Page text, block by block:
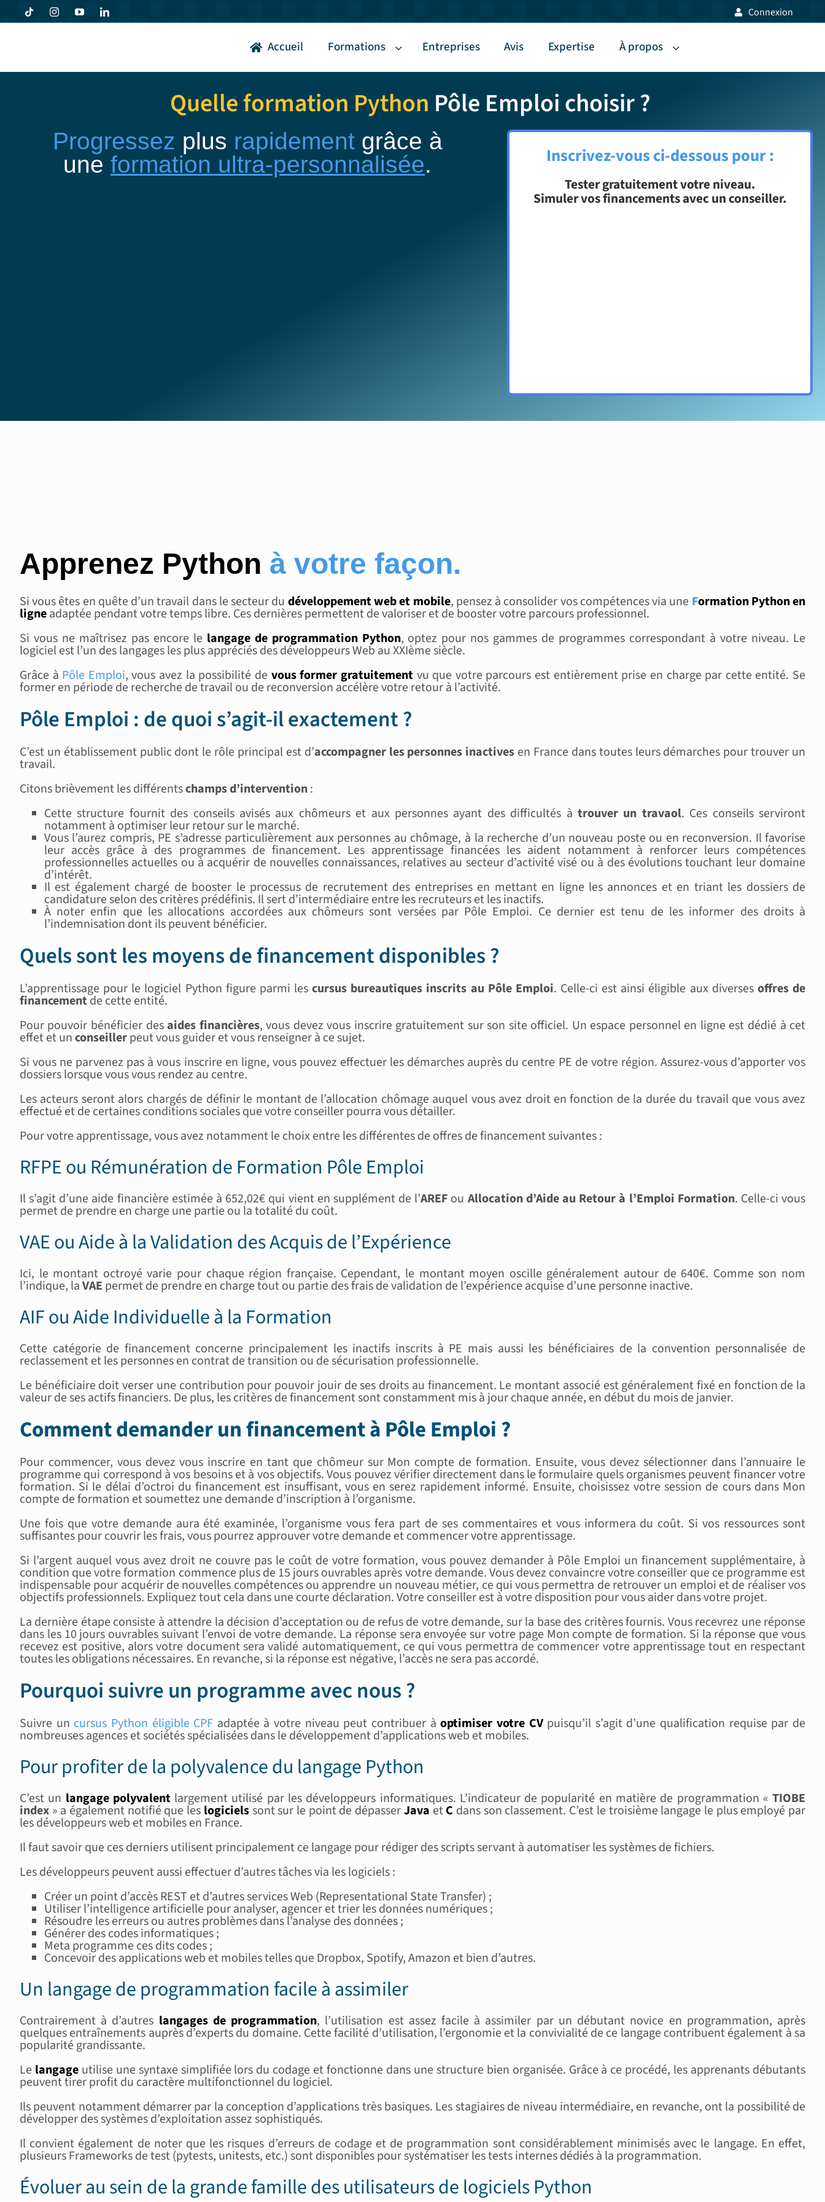
Passer
au Connexion
Accueil Formations Entreprises Avis Expertise À propos
Quelle formation Python Pôle Emploi choisir ?
Progressez plus rapidement grâce à
uneformation ultra-personnalisée. Inscrivez-vous ci-dessous pour :
Tester gratuitement votre niveau.
Simuler vos financements avec un conseiller.
Apprenez Python à votre façon.
Si vous êtes en quête d’un travail dans le secteur du développement web et mobile, pensez à consolider vos compétences via une Formation Python en
ligneadaptée pendant votre temps libre. Ces dernières permettent de valoriser et de booster votre parcours professionnel.
Si vous ne maîtrisez pas encore le langage de programmation Python, optez pour nos gammes de programmes correspondant à votre niveau. Le
logiciel est l’un des langages les plus appréciés des développeurs Web au XXIème siècle.
Grâce à Pôle Emploi, vous avez la possibilité de vous former gratuitementvu que votre parcours est entièrement prise en charge par cette entité. Se
former en période de recherche de travail ou de reconversion accélère votre retour à l’activité.
Pôle Emploi : de quoi s’agit-il exactement ?
C’est un établissement public dont le rôle principal est d’accompagner les personnes inactives en France dans toutes leurs démarches pour trouver un
travail.
Citons brièvement les différentschamps d’intervention:
Cette structure fournit des conseils avisés aux chômeurs et aux personnes ayant des difficultés àtrouver un travaol. Ces conseils serviront
notamment à optimiser leur retour sur le marché.
Vous l’aurez compris, PE s’adresse particulièrement aux personnes au chômage, à la recherche d’un nouveau poste ou en reconversion. Il favorise
leur accès grâce à des programmes de financement. Les apprentissage financées les aident notamment à renforcer leurs compétences
professionnelles actuelles ou à acquérir de nouvelles connaissances, relatives au secteur d’activité visé ou à des évolutions touchant leur domaine
d’intérêt.
Il est également chargé de booster le processus de recrutement des entreprises en mettant en ligne les annonces et en triant les dossiers de
candidature selon des critères prédéfinis. Il sert d’intermédiaire entre les recruteurs et les inactifs.
À noter enfin que les allocations accordées aux chômeurs sont versées par Pôle Emploi. Ce dernier est tenu de les informer des droits à
l’indemnisation dont ils peuvent bénéficier.
Quels sont les moyens de financement disponibles ?
L’apprentissage pour le logiciel Python figure parmi lescursus bureautiques inscrits au Pôle Emploi. Celle-ci est ainsi éligible aux diverses offres de
financementde cette entité.
Pour pouvoir bénéficier desaides financières, vous devez vous inscrire gratuitement sur son site officiel. Un espace personnel en ligne est dédié à cet
effet et unconseillerpeut vous guider et vous renseigner à ce sujet.
Si vous ne parvenez pas à vous inscrire en ligne, vous pouvez effectuer les démarches auprès du centre PE de votre région. Assurez-vous d’apporter vos
dossiers lorsque vous vous rendez au centre.
Les acteurs seront alors chargés de définir le montant de l’allocation chômage auquel vous avez droit en fonction de la durée du travail que vous avez
effectué et de certaines conditions sociales que votre conseiller pourra vous détailler.
Pour votre apprentissage, vous avez notamment le choix entre les différentes de offres de financement suivantes :
RFPE ou Rémunération de Formation Pôle Emploi
Il s’agit d’une aide financière estimée à 652,02€ qui vient en supplément de l’AREF ou Allocation d’Aide au Retour à l’Emploi Formation. Celle-ci vous
permet de prendre en charge une partie ou la totalité du coût.
VAE ou Aide à la Validation des Acquis de l’Expérience
Ici, le montant octroyé varie pour chaque région française. Cependant, le montant moyen oscille généralement autour de 640€. Comme son nom
l’indique, laVAE permet de prendre en charge tout ou partie des frais de validation de l’expérience acquise d’une personne inactive.
AIF ou Aide Individuelle à la Formation
Cette catégorie de financement concerne principalement les inactifs inscrits à PE mais aussi les bénéficiaires de la convention personnalisée de
reclassement et les personnes en contrat de transition ou de sécurisation professionnelle.
Le bénéficiaire doit verser une contribution pour pouvoir jouir de ses droits au financement. Le montant associé est généralement fixé en fonction de la
valeur de ses actifs financiers. De plus, les critères de financement sont constamment mis à jour chaque année, en début du mois de janvier.
Comment demander un financement à Pôle Emploi ?
Pour commencer, vous devez vous inscrire en tant que chômeur sur Mon compte de formation. Ensuite, vous devez sélectionner dans l’annuaire le
programme qui correspond à vos besoins et à vos objectifs. Vous pouvez vérifier directement dans le formulaire quels organismes peuvent financer votre
formation. Si le délai d’octroi du financement est insuffisant, vous en serez rapidement informé. Ensuite, choisissez votre session de cours dans Mon
compte de formation et soumettez une demande d’inscription à l’organisme.
Une fois que votre demande aura été examinée, l’organisme vous fera part de ses commentaires et vous informera du coût. Si vos ressources sont
suffisantes pour couvrir les frais, vous pourrez approuver votre demande et commencer votre apprentissage.
Si l’argent auquel vous avez droit ne couvre pas le coût de votre formation, vous pouvez demander à Pôle Emploi un financement supplémentaire, à
condition que votre formation commence plus de 15 jours ouvrables après votre demande. Vous devez convaincre votre conseiller que ce programme est
indispensable pour acquérir de nouvelles compétences ou apprendre un nouveau métier, ce qui vous permettra de retrouver un emploi et de réaliser vos
objectifs professionnels. Expliquez tout cela dans une courte déclaration. Votre conseiller est à votre disposition pour vous aider dans votre projet.
La dernière étape consiste à attendre la décision d’acceptation ou de refus de votre demande, sur la base des critères fournis. Vous recevrez une réponse
dans les 10 jours ouvrables suivant l’envoi de votre demande. La réponse sera envoyée sur votre page Mon compte de formation. Si la réponse que vous
recevez est positive, alors votre document sera validé automatiquement, ce qui vous permettra de commencer votre apprentissage tout en respectant
toutes les obligations nécessaires. En revanche, si la réponse est négative, l’accès ne sera pas accordé.
Pourquoi suivre un programme avec nous ?
Suivre un cursus Python éligible CPF adaptée à votre niveau peut contribuer àoptimiser votre CVpuisqu’il s’agit d’une qualification requise par de
nombreuses agences et sociétés spécialisées dans le développement d’applications web et mobiles.
Pour profiter de la polyvalence du langage Python
C’est un langage polyvalentlargement utilisé par les développeurs informatiques. L’indicateur de popularité en matière de programmation «TIOBE
index» a également notifié que les logicielssont sur le point de dépasserJava etC dans son classement. C’est le troisième langage le plus employé par
les développeurs web et mobiles en France.
Il faut savoir que ces derniers utilisent principalement ce langage pour rédiger des scripts servant à automatiser les systèmes de fichiers.
Les développeurs peuvent aussi effectuer d’autres tâches via les logiciels :
Créer un point d’accès REST et d’autres services Web (Representational State Transfer) ;
Utiliser l’intelligence artificielle pour analyser, agencer et trier les données numériques ;
Résoudre les erreurs ou autres problèmes dans l’analyse des données ;
Générer des codes informatiques ;
Meta programme ces dits codes ;
Concevoir des applications web et mobiles telles que Dropbox, Spotify, Amazon et bien d’autres.
Un langage de programmation facile à assimiler
Contrairement à d’autres langages de programmation, l’utilisation est assez facile à assimiler par un débutant novice en programmation, après
quelques entraînements auprès d’experts du domaine. Cette facilité d’utilisation, l’ergonomie et la convivialité de ce langage contribuent également à sa
popularité grandissante.
Le langageutilise une syntaxe simplifiée lors du codage et fonctionne dans une structure bien organisée. Grâce à ce procédé, les apprenants débutants
peuvent tirer profit du caractère multifonctionnel du logiciel.
Ils peuvent notamment démarrer par la conception d’applications très basiques. Les stagiaires de niveau intermédiaire, en revanche, ont la possibilité de
développer des systèmes d’exploitation assez sophistiqués.
Il convient également de noter que les risques d’erreurs de codage et de programmation sont considérablement minimisés avec le langage. En effet,
plusieurs Frameworks de test (pytests, unitests, etc.) sont disponibles pour systématiser les tests internes dédiés à la programmation.
Évoluer au sein de la grande famille des utilisateurs de logiciels Python